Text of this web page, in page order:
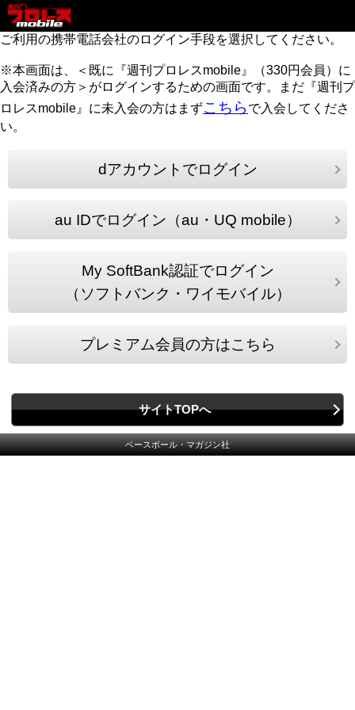
ご利用の携帯電話会社のログイン手段を選択してください。
※本画面は、＜既に『週刊プロレスmobile』（330円会員）に
入会済みの方＞がログインするための画面です。まだ『週刊プ
ロレスmobile』に未入会の方はまずこちら で入会してくださ
い。
dアカウントでログイン
au IDでログイン（au・UQ mobile）
My SoftBank認証でログイン
（ソフトバンク・ワイモバイル）
プレミアム会員の方はこちら
サイトTOPへ
ベースボール・マガジン社